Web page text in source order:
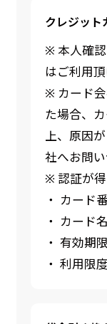
クレジット
※ 本人確
はご利用
※ カード
た場合、
上、原因
社へお問い
※ 認証が
・ カード
・ カード
・ 有効期
・ 利用限